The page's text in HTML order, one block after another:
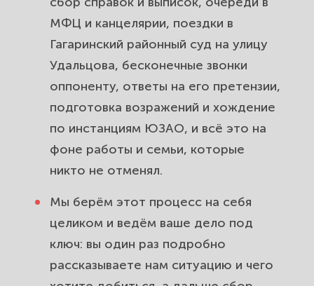
МФЦ и канцелярии, поездки в
Гагаринский районный суд на улицу
Удальцова, бесконечные звонки
оппоненту, ответы на его претензии,
подготовка возражений и хождение
по инстанциям ЮЗАО, и всё это на
фоне работы и семьи, которые
никто не отменял.
Мы берём этот процесс на себя
целиком и ведём ваше дело под
ключ: вы один раз подробно
рассказываете нам ситуацию и чего